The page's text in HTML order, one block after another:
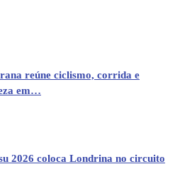
reúne ciclismo, corrida e
em…
2026 coloca Londrina no circuito